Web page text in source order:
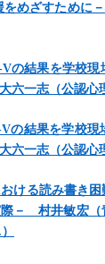
をめざすために
結果を学校現
一志（公認心
結果を学校現
一志（公認心
ける読み書き困
－ 村井敏宏（